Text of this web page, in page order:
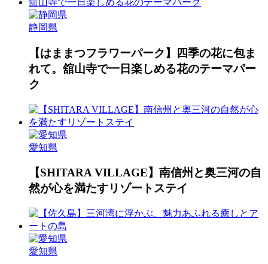
静岡県
【はままつフラワーパーク】四季の花に包ま
れて。舘山寺で一日楽しめる花のテーマパー
ク
愛知県
【SHITARA VILLAGE】南信州と奥三河の自
然が心を満たすリゾートステイ
愛知県